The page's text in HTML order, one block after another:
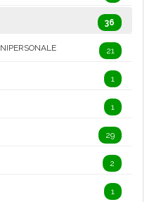
36
21
1
1
29
2
1